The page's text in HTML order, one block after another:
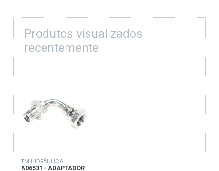
Produtos visualizados
recentemente
TM HIDRÁULICA
A06531 - ADAPTADOR